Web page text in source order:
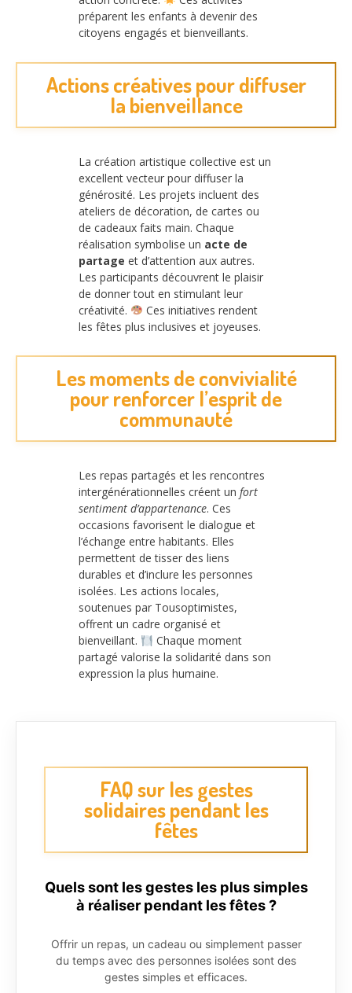
préparent les enfants à devenir des
citoyens engagés et bienveillants.
Actions créatives pour diffuser
la bienveillance
La création artistique collective est un
excellent vecteur pour diffuser la
générosité. Les projets incluent des
ateliers de décoration, de cartes ou
de cadeaux faits main. Chaque
réalisation symbolise un acte de
partage et d’attention aux autres.
Les participants découvrent le plaisir
de donner tout en stimulant leur
créativité.
Ces initiatives rendent
les fêtes plus inclusives et joyeuses.
Les moments de convivialité
pour renforcer l’esprit de
communauté
Les repas partagés et les rencontres
intergénérationnelles créent un fort
sentiment d’appartenance. Ces
occasions favorisent le dialogue et
l’échange entre habitants. Elles
permettent de tisser des liens
durables et d’inclure les personnes
isolées. Les actions locales,
soutenues par Tousoptimistes,
offrent un cadre organisé et
bienveillant.
Chaque moment
partagé valorise la solidarité dans son
expression la plus humaine.
FAQ sur les gestes
solidaires pendant les
fêtes
Quels sont les gestes les plus simples
à réaliser pendant les fêtes ?
Offrir un repas, un cadeau ou simplement passer
du temps avec des personnes isolées sont des
gestes simples et efficaces.